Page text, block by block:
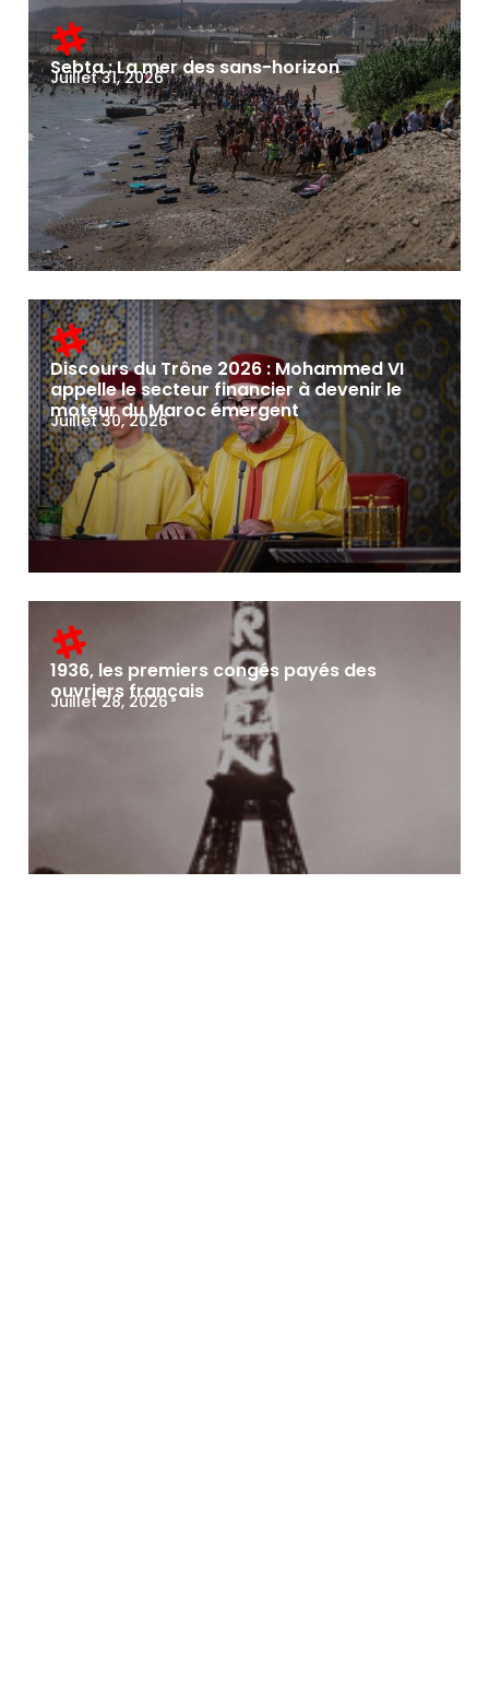
Sebta : La mer des sans-horizon
Juillet 31, 2026
Discours du Trône 2026 : Mohammed VI
appelle le secteur financier à devenir le
moteur du Maroc émergent
Juillet 30, 2026
1936, les premiers congés payés des
ouvriers français
Juillet 28, 2026